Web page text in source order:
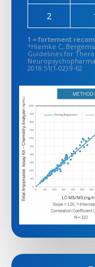
2
1 = fortement
*Hiemke C,
Guidelines for
2018:51(1-02):9-62